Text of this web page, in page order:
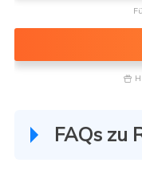

FAQs zu